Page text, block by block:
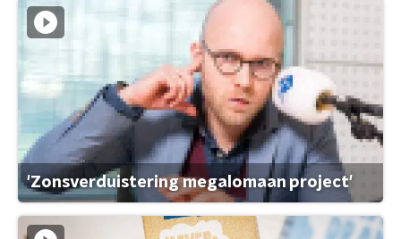
'Zonsverduistering megalomaan project'